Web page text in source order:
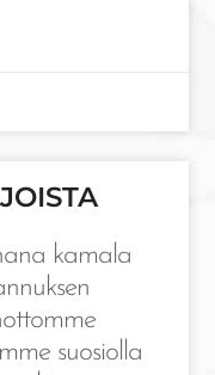
kamala
suosiolla